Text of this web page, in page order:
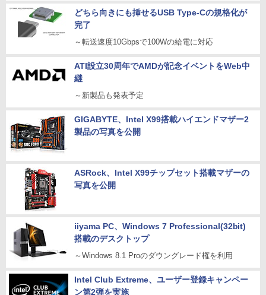
どちら向きにも挿せるUSB Type-Cの規格化が
完了
～転送速度10Gbpsで100Wの給電に対応
ATI設立30周年でAMDが記念イベントをWeb中
継
～新製品も発表予定
GIGABYTE、Intel X99搭載ハイエンドマザー2
製品の写真を公開
ASRock、Intel X99チップセット搭載マザーの
写真を公開
iiyama PC、Windows 7 Professional(32bit)
搭載のデスクトップ
～Windows 8.1 Proのダウングレード権を利用
Intel Club Extreme、ユーザー登録キャンペー
ン第2弾を実施